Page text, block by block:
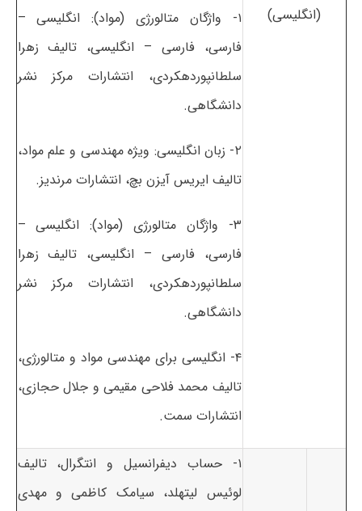
(انگلیسی)
۱- واژگان متالورژی (مواد): انگلیسی –
فارسی، فارسی – انگلیسی، تالیف زهرا
سلطانپوردهکردی، انتشارات مرکز نشر
دانشگاهی.
۲- زبان انگلیسی: ویژه مهندسی و علم مواد،
تالیف ایریس آیزن بچ، انتشارات مرندیز.
۳- واژگان متالورژی (مواد): انگلیسی –
فارسی، فارسی – انگلیسی، تالیف زهرا
سلطانپوردهکردی، انتشارات مرکز نشر
دانشگاهی.
۴- انگلیسی برای مهندسی مواد و متالورژی،
تالیف محمد فلاحی مقیمی و جلال حجازی،
انتشارات سمت.
۱- حساب دیفرانسیل و انتگرال، تالیف
لوئیس لیتهلد، سیامک کاظمی و مهدی